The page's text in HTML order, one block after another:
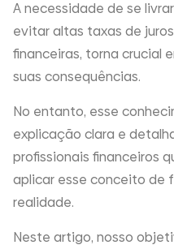
A necessidade de se
evitar altas taxas de
financeiras, torna crucial
suas consequências.
No entanto, esse
explicação clara e
profissionais financeiros
aplicar esse conceito de
realidade.
Neste artigo, nosso